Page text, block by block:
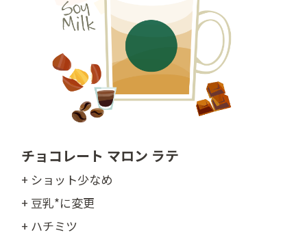
チョコレート マロン ラテ
+ ショット少なめ
+ 豆乳*に変更
+ ハチミツ